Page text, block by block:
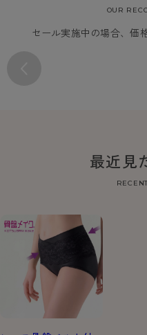
OUR
セール実施中の場合、価
最近見